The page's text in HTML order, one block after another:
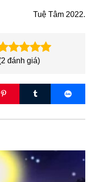
Tuệ Tâm 2022.
2 đánh giá)